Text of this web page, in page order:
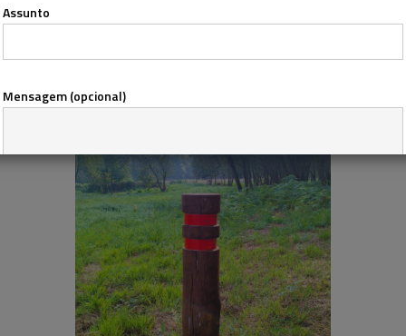
REFLETORC
Assunto
Mensagem (opcional)
Concordo com aPolítica de Privacidade
Gostaria de receber comunicações de marketing,
nomeadamente produtos e informações da WOODSTILL, seja